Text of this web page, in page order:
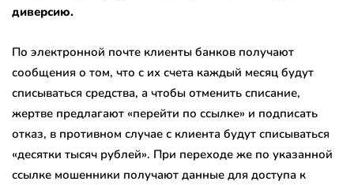
диверсию.
По электронной почте клиенты банков получают
сообщения о том, что с их счета каждый месяц будут
списываться средства, а чтобы отменить списание,
жертве предлагают «перейти по ссылке» и подписать
отказ, в противном случае с клиента будут списываться
«десятки тысяч рублей». При переходе же по указанной
ссылке мошенники получают данные для доступа к